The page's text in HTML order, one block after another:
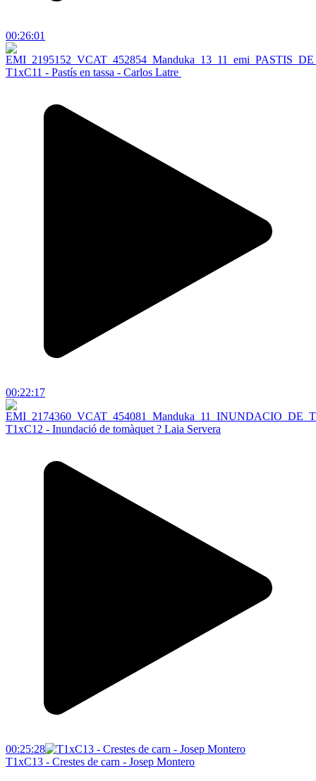
00:26:01
T1xC11 - Pastís en tassa - Carlos Latre
00:22:17
T1xC12 - Inundació de tomàquet ? Laia Servera
00:25:28
T1xC13 - Crestes de carn - Josep Montero